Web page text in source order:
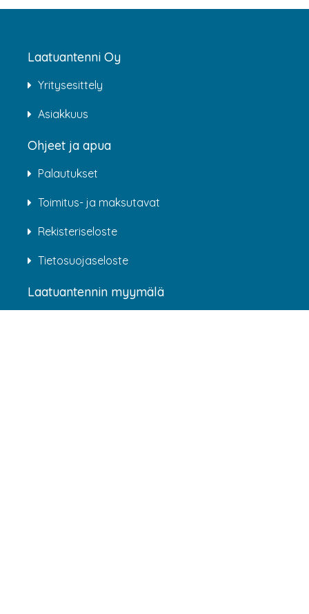
Laatuantenni Oy
Yritysesittely
Asiakkuus
Ohjeet ja apua
Palautukset
Toimitus- ja maksutavat
Rekisteriseloste
Tietosuojaseloste
Laatuantennin myymälä